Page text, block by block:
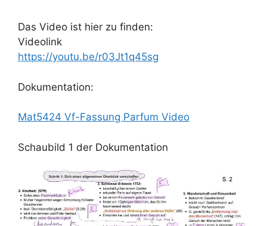
Das Video ist hier zu finden:
Videolink
https://youtu.be/r03Jt1q45sg
Dokumentation:
Mat5424 Vf-Fassung Parfum Video
Schaubild 1 der Dokumentation